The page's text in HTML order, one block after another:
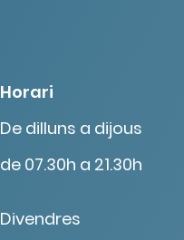
Horari
De dilluns a dijous
de 07.30h a 21.30h
Divendres